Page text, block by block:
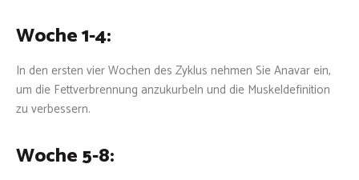
Woche 1-4:
In den ersten vier Wochen des Zyklus nehmen Sie Anavar ein,
um die Fettverbrennung anzukurbeln und die Muskeldefinition
zu verbessern.
Woche 5-8: